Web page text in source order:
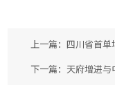
上一篇：四川省首
下一篇：天府增进